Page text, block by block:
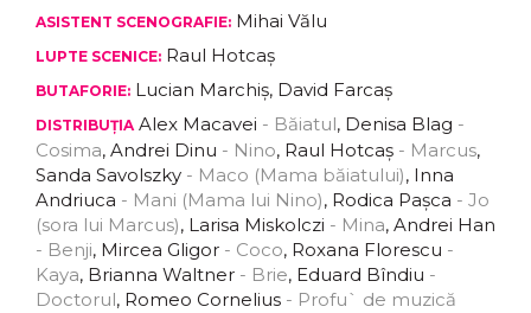
ASISTENT SCENOGRAFIE: Mihai Vălu
LUPTE SCENICE: Raul Hotcaș
BUTAFORIE: Lucian Marchiș, David Farcaș
DISTRIBUȚIAAlex Macavei - Băiatul, Denisa Blag -
Cosima, Andrei Dinu - Nino, Raul Hotcaș - Marcus,
Sanda Savolszky - Maco (Mama băiatului), Inna
Andriuca - Mani (Mama lui Nino), Rodica Pașca - Jo
(sora lui Marcus), Larisa Miskolczi - Mina, Andrei Han
- Benji, Mircea Gligor - Coco, Roxana Florescu -
Kaya, Brianna Waltner - Brie, Eduard Bîndiu -
Doctorul, Romeo Cornelius - Profu` de muzică